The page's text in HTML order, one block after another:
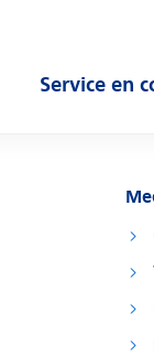
Service en